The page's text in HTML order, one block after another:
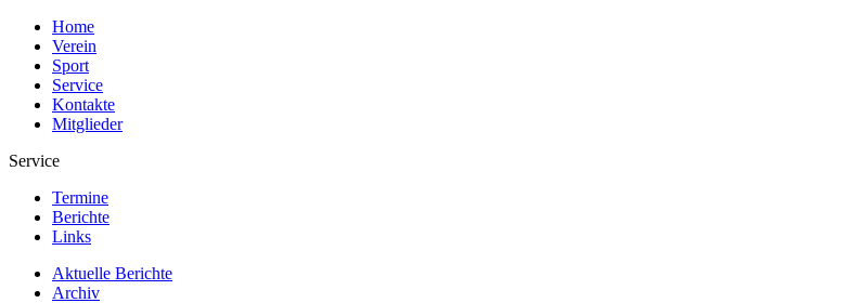
Home
Verein
Sport
Service
Kontakte
Mitglieder
Service
Termine
Berichte
Links
Aktuelle Berichte
Archiv